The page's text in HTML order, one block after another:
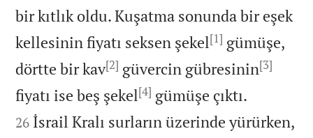
bir kıtlık oldu. Kuşatma sonunda bir eşek
kellesinin fiyatı seksen şekel[1] gümüşe,
dörtte bir kav[2] güvercin gübresinin[3]
fiyatı ise beş şekel[4] gümüşe çıktı.
26 İsrail Kralı surların üzerinde yürürken,